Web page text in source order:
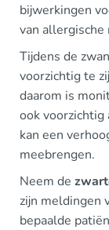
bijwerkingen
van allergische
Tijdens de
voorzichtig te
daarom is
ook
kan een
meebrengen.
Neem de
zijn meldingen
bepaalde